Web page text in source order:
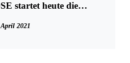
startet heute die
2021!
2021